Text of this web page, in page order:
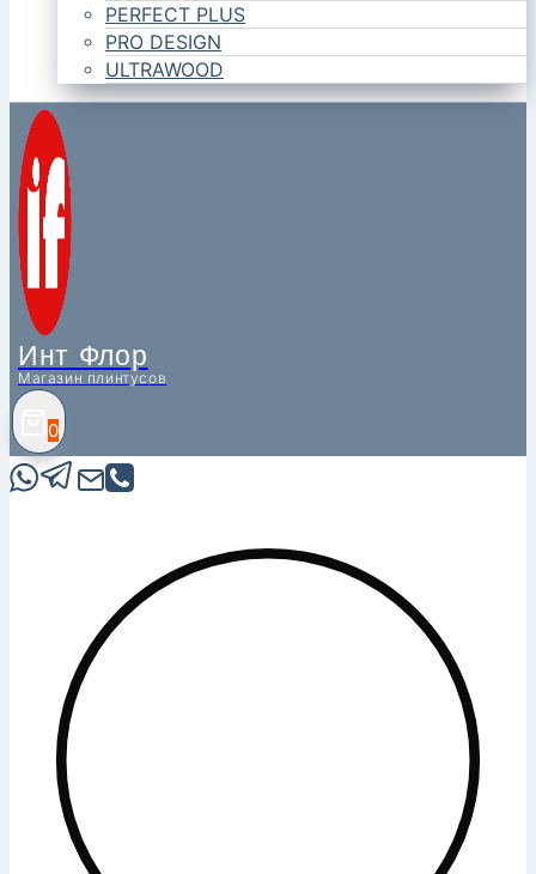
PERFECT PLUS
PRO DESIGN
ULTRAWOOD
Инт Флор
Магазин плинтусов
0